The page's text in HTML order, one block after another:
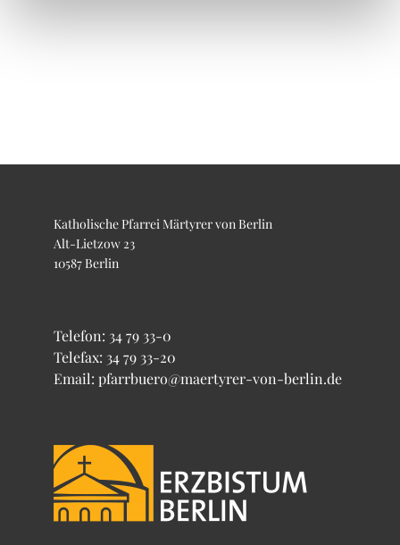
Katholische Pfarrei Märtyrer von Berlin
Alt-Lietzow 23
10587 Berlin
Telefon: 34 79 33-0
Telefax: 34 79 33-20
Email: pfarrbuero@maertyrer-von-berlin.de